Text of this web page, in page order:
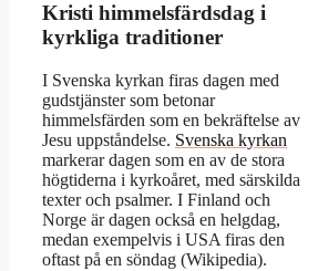
Kristi himmelsfärdsdag i
kyrkliga traditioner
I Svenska kyrkan firas dagen med
gudstjänster som betonar
himmelsfärden som en bekräftelse av
Jesu uppståndelse. Svenska kyrkan
markerar dagen som en av de stora
högtiderna i kyrkoåret, med särskilda
texter och psalmer. I Finland och
Norge är dagen också en helgdag,
medan exempelvis i USA firas den
oftast på en söndag (Wikipedia).